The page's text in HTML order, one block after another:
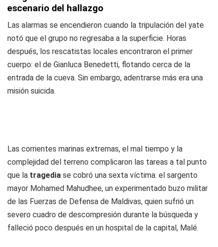
escenario del hallazgo
Las alarmas se encendieron cuando la tripulación del yate
notó que el grupo no regresaba a la superficie. Horas
después, los rescatistas locales encontraron el primer
cuerpo: el de Gianluca Benedetti, flotando cerca de la
entrada de la cueva. Sin embargo, adentrarse más era una
misión suicida.
Las corrientes marinas extremas, el mal tiempo y la
complejidad del terreno complicaron las tareas a tal punto
que la tragedia se cobró una sexta víctima: el sargento
mayor Mohamed Mahudhee, un experimentado buzo militar
de las Fuerzas de Defensa de Maldivas, quien sufrió un
severo cuadro de descompresión durante la búsqueda y
falleció poco después en un hospital de la capital, Malé.